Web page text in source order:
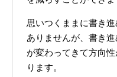
思いつくままに書き
ありませんが、書き
が変わってきて方向
ります。